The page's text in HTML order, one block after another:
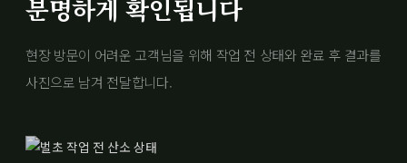
분명하게 확인됩니다
현장 방문이 어려운 고객님을 위해 작업 전 상태와 완료 후 결과를
사진으로 남겨 전달합니다.